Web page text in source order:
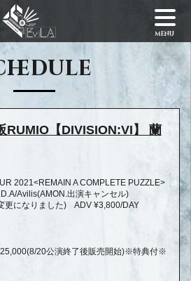
menu
RUMIO【DIVISION:VI】 蘭
2021<REMAIN A COMPLETE PUZZLE>
Avilis(AMON.出演キャンセル)
更になりました) ADV ¥3,800/DAY
20公演終了後販売開始)※特典付※